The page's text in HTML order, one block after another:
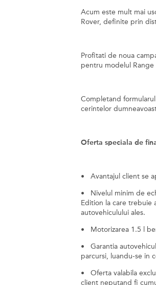
Acum este mult mai
Rover, definite prin
Profitati de noua
pentru modelul Range
Completand
cerintelor
Oferta speciala de
• Avantajul client se
• Nivelul minim de
Edition la care trebuie
autovehiculului ales.
• Motorizarea 1.5 l
• Garantia
parcursi, luandu-se in
• Oferta valabila
client neputand fi